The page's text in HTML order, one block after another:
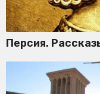
Персия.